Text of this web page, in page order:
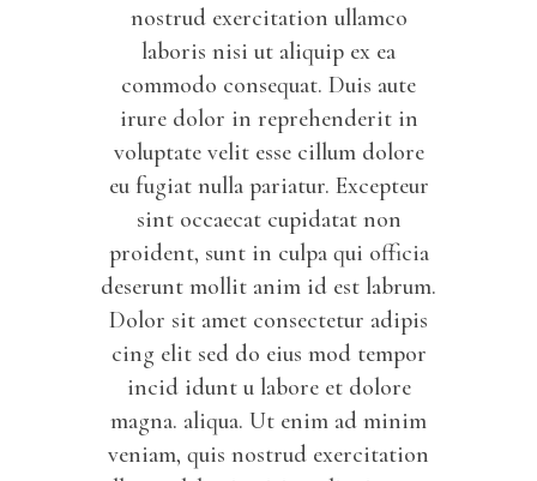
nostrud exercitation ullamco
laboris nisi ut aliquip ex ea
commodo consequat. Duis aute
irure dolor in reprehenderit in
voluptate velit esse cillum dolore
eu fugiat nulla pariatur. Excepteur
sint occaecat cupidatat non
proident, sunt in culpa qui officia
deserunt mollit anim id est labrum.
Dolor sit amet consectetur adipis
cing elit sed do eius mod tempor
incid idunt u labore et dolore
magna. aliqua. Ut enim ad minim
veniam, quis nostrud exercitation